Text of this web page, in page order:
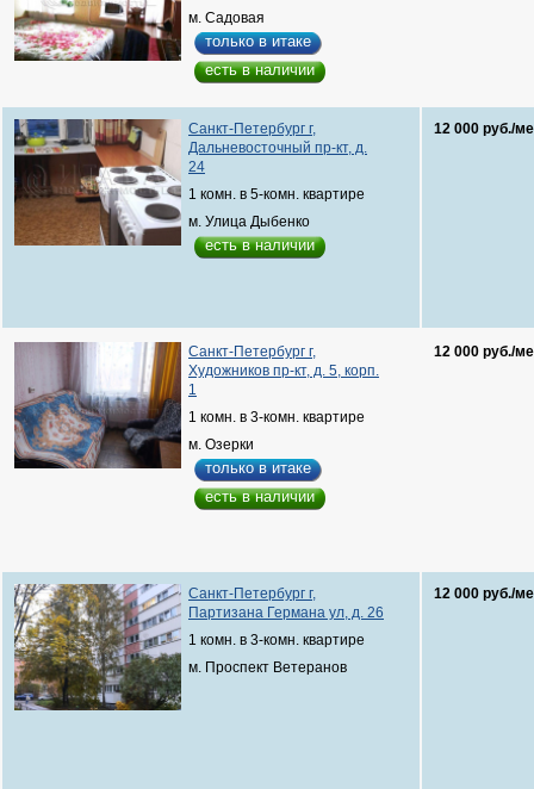
м. Садовая
только в итаке
есть в наличии
Санкт-Петербург г,
Дальневосточный пр-кт, д.
24
1 комн. в 5-комн. квартире
м. Улица Дыбенко
есть в наличии
12 000 руб./
Санкт-Петербург г,
Художников пр-кт, д. 5, корп.
1
1 комн. в 3-комн. квартире
м. Озерки
только в итаке
есть в наличии
12 000 руб./
Санкт-Петербург г,
Партизана Германа ул, д. 26
1 комн. в 3-комн. квартире
м. Проспект Ветеранов
12 000 руб./